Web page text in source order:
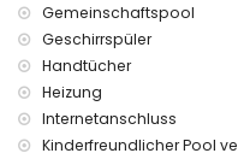
Gemeinschaftspool
Geschirrspüler
Handtücher
Heizung
Internetanschluss
Kinderfreundlicher Pool